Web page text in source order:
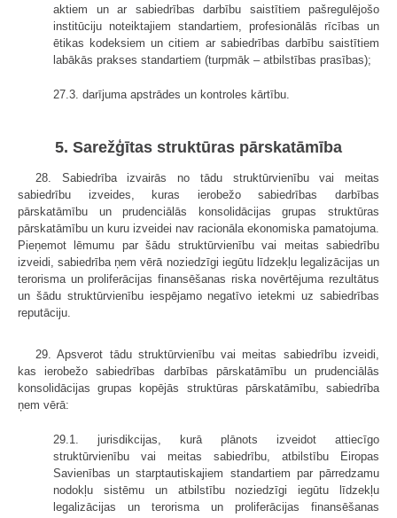
aktiem un ar sabiedrības darbību saistītiem pašregulējošo
institūciju noteiktajiem standartiem, profesionālās rīcības un
ētikas kodeksiem un citiem ar sabiedrības darbību saistītiem
labākās prakses standartiem (turpmāk – atbilstības prasības);
27.3. darījuma apstrādes un kontroles kārtību.
5. Sarežģītas struktūras pārskatāmība
28. Sabiedrība izvairās no tādu struktūrvienību vai meitas
sabiedrību izveides, kuras ierobežo sabiedrības darbības
pārskatāmību un prudenciālās konsolidācijas grupas struktūras
pārskatāmību un kuru izveidei nav racionāla ekonomiska pamatojuma.
Pieņemot lēmumu par šādu struktūrvienību vai meitas sabiedrību
izveidi, sabiedrība ņem vērā noziedzīgi iegūtu līdzekļu legalizācijas un
terorisma un proliferācijas finansēšanas riska novērtējuma rezultātus
un šādu struktūrvienību iespējamo negatīvo ietekmi uz sabiedrības
reputāciju.
29. Apsverot tādu struktūrvienību vai meitas sabiedrību izveidi,
kas ierobežo sabiedrības darbības pārskatāmību un prudenciālās
konsolidācijas grupas kopējās struktūras pārskatāmību, sabiedrība
ņem vērā:
29.1. jurisdikcijas, kurā plānots izveidot attiecīgo
struktūrvienību vai meitas sabiedrību, atbilstību Eiropas
Savienības un starptautiskajiem standartiem par pārredzamu
nodokļu sistēmu un atbilstību noziedzīgi iegūtu līdzekļu
legalizācijas un terorisma un proliferācijas finansēšanas